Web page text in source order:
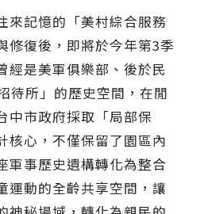
來記憶的「美村綜合服務
修復後，即將於今年第3季
經是美軍俱樂部、後於民
待所」的歷史空間，在閒
中市政府採取「局部保
核心，不僅保留了園區內
軍事歷史遺構轉化為整合
運動的全齡共享空間，讓